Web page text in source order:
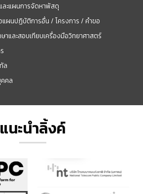
ะแผนการจัดหาพัสดุ
แผนปฏิบัติการอื่น / โครงการ / คำขอ
และสอบเทียบเครื่องมือวิทยาศาสตร์
ล
คล
แนะนำลิ้งค์